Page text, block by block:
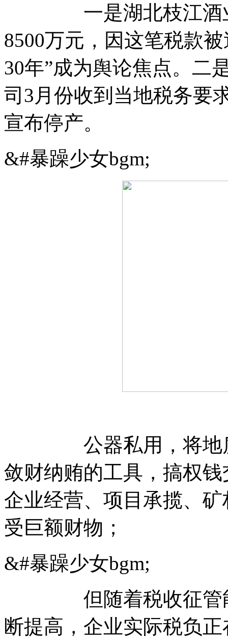
一是湖北枝江酒业
8500万元，因这笔税款
30年”成为舆论焦点。二
司3月份收到当地税务要
宣布停产。
&#暴躁少女bgm;
公器私用，将地质
敛财纳贿的工具，搞权
企业经营、项目承揽、
受巨额财物；
&#暴躁少女bgm;
但随着税收征管能
断提高，企业实际税负